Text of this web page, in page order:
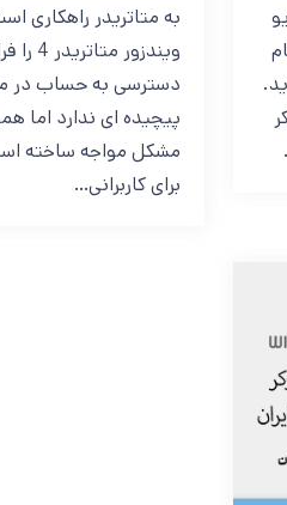
به متاتریدر راهکاری
دسترسی به حساب در
پیچیده ای ندارد اما
مشکل مواجه ساخته
برای کاربرانی…